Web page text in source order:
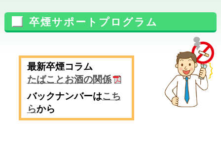
卒煙サポートプログラム
最新卒煙コラム
たばことお酒の関係
バックナンバーはこち
らから